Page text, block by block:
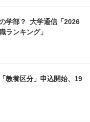
学部？ 大学通信「2026
ランキング」
教養区分」申込開始、19